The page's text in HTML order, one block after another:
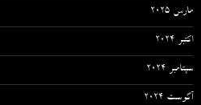
مارس 2025
اکتبر 2024
سپتامبر 2024
آگوست 2024